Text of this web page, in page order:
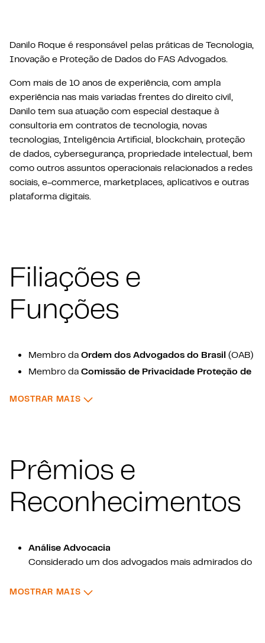
Danilo Roque é responsável pelas práticas de Tecnologia,
Inovação e Proteção de Dados do FAS Advogados.
Com mais de 10 anos de experiência, com ampla
experiência nas mais variadas frentes do direito civil,
Danilo tem sua atuação com especial destaque à
consultoria em contratos de tecnologia, novas
tecnologias, Inteligência Artificial, blockchain, proteção
de dados, cybersegurança, propriedade intelectual, bem
como outros assuntos operacionais relacionados a redes
sociais, e-commerce, marketplaces, aplicativos e outras
plataforma digitais.
Filiações e
Funções
Membro da Ordem dos Advogados do Brasil (OAB)
Membro da Comissão de Privacidade Proteção de
Membro da International Association of Privacy
MOSTRAR MAIS : FILIAÇÕES E FUNÇÕES
Prêmios e
Reconhecimentos
Análise Advocacia
Considerado um dos advogados mais admirados do
MOSTRAR MAIS : PRÊMIOS E RECONHECIMENTOS